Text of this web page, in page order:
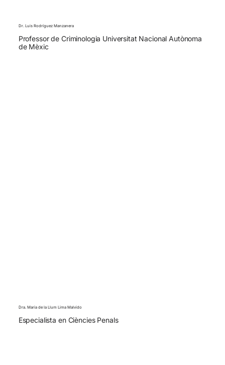
Dr. Luis Rodríguez Manzanera
Professor de Criminologia Universitat Nacional Autònoma
de Mèxic
Dra. Maria de la Llum Lima Malvido
Especialista en Ciències Penals